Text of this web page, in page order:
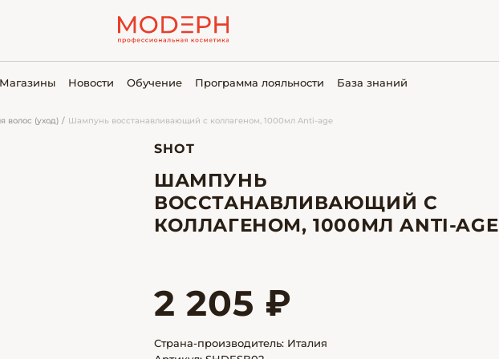
Магазины Новости Обучение Программа лояльности База знаний
волос (уход) Шампунь восстанавливающий с коллагеном, 1000мл Anti-age
SHOT
ШАМПУНЬ
ВОССТАНАВЛИВАЮЩИЙ С
КОЛЛАГЕНОМ, 1000МЛ ANTI-AGE
2 205 ₽
Страна-производитель: Италия